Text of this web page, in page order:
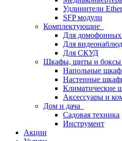
Удлинители
SFP модули
Комплектующие
Для домофонных
Для
Для СКУД
Шкафы, щиты и боксы
Напольные
Настенные
Климатические
Аксессуары и
Дом и дача
Садовая техника
Инструмент
Акции